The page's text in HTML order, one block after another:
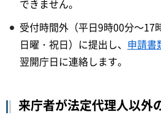
できません。
受付時間外（平日9時00分～17
日曜・祝日）に提出し、 申請書
翌開庁日に連絡します。
来庁者が法定代理人以外